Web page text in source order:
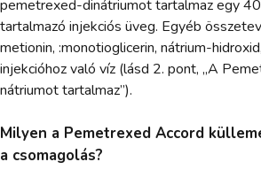
pemetrexed-dinátriumot tartalmaz egy
tartalmazó injekciós üveg. Egyéb
metionin, :monotioglicerin, nátrium-
injekcióhoz való víz (lásd 2. pont, „A
nátriumot tartalmaz”).
Milyen a Pemetrexed Accord
a csomagolás?